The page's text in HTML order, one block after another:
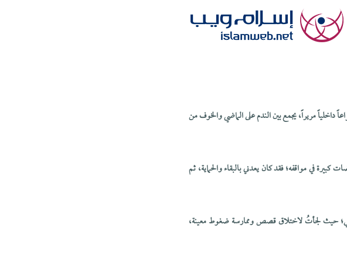
داخلياً مريراً، يجمع بين الندم على الماضي والخوف من
في مواقفه؛ فقد كان يعدني بالبقاء والحماية، ثم
حيث لجأتُ لاختلاق قصص وممارسة ضغوط معينة،